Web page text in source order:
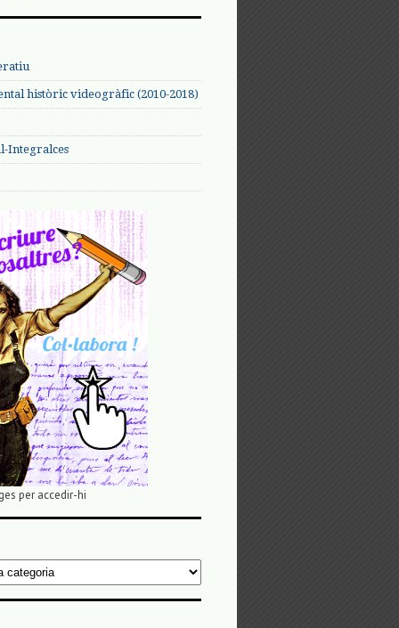
històric videogràfic (2010-2018)
Integralces
per accedir-hi